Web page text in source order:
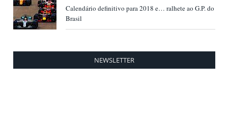
Calendário definitivo para 2018 e… ralhete ao G.P. do
Brasil
NEWSLETTER